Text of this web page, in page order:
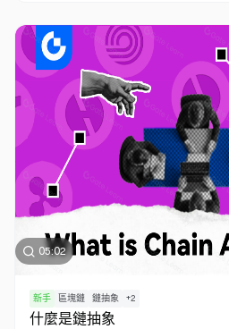
05:02
新手 區塊鏈 鏈抽象 +2
什麼是鏈抽象